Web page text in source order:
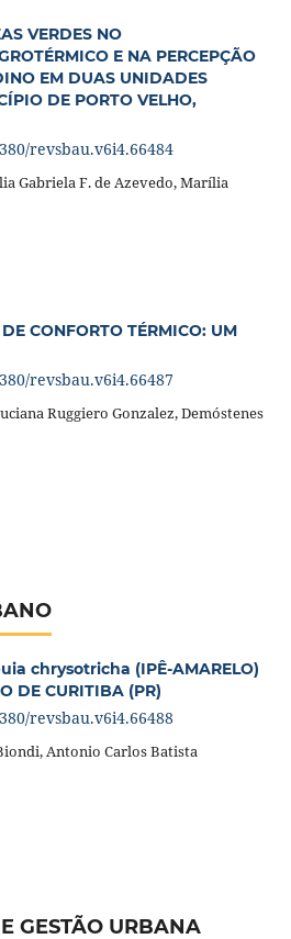
VERDES NO
E NA PERCEPÇÃO
EM DUAS UNIDADES
DE PORTO VELHO,
revsbau.v6i4.66484
Gabriela F. de Azevedo, Marília
CONFORTO TÉRMICO: UM
revsbau.v6i4.66487
Ruggiero Gonzalez, Demóstenes
chrysotricha (IPÊ-AMARELO)
DE CURITIBA (PR)
revsbau.v6i4.66488
Antonio Carlos Batista
GESTÃO URBANA